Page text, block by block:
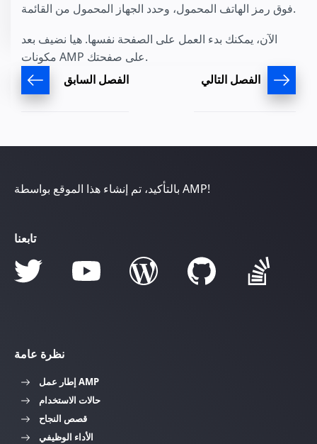
فوق رمز الهاتف المحمول، وحدد الجهاز المحمول من القائمة.
الآن، يمكنك بدء العمل على الصفحة نفسها. هيا نضيف بعد
مكونات AMP على صفحتك.
الفصل السابق الفصل التالي
بالتأكيد، تم إنشاء هذا الموقع بواسطة AMP!
تابعنا
نظرة عامة
إطار عمل AMP
حالات الاستخدام
قصص النجاح
الأداء الوظيفي